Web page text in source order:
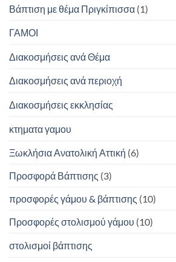
Βάπτιση με θέμα Πριγκίπισσα (1)
ΓΑΜΟΙ
Διακοσμήσεις ανά Θέμα
Διακοσμήσεις ανά περιοχή
Διακοσμήσεις εκκλησίας
κτηματα γαμου
Ξωκλήσια Ανατολική Αττική (6)
Προσφορά Βάπτισης (3)
προσφορές γάμου & βάπτισης (10)
Προσφορές στολισμού γάμου (10)
στολισμοί βάπτισης